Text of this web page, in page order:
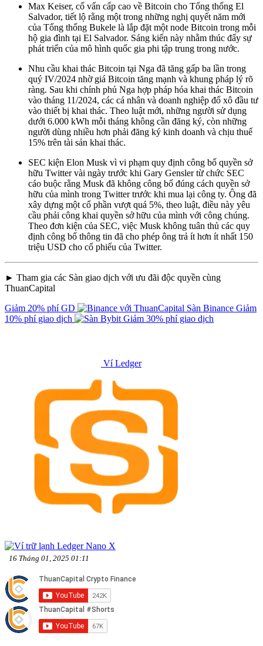
Max Keiser, cố vấn cấp cao về Bitcoin cho Tổng thống El
Salvador, tiết lộ rằng một trong những nghị quyết năm mới
của Tổng thống Bukele là lắp đặt một node Bitcoin trong mỗi
hộ gia đình tại El Salvador. Sáng kiến này nhằm thúc đẩy sự
phát triển của mô hình quốc gia phi tập trung trong nước.
Nhu cầu khai thác Bitcoin tại Nga đã tăng gấp ba lần trong
quý IV/2024 nhờ giá Bitcoin tăng mạnh và khung pháp lý rõ
ràng. Sau khi chính phủ Nga hợp pháp hóa khai thác Bitcoin
vào tháng 11/2024, các cá nhân và doanh nghiệp đổ xô đầu tư
vào thiết bị khai thác. Theo luật mới, những người sử dụng
dưới 6.000 kWh mỗi tháng không cần đăng ký, còn những
người dùng nhiều hơn phải đăng ký kinh doanh và chịu thuế
15% trên tài sản khai thác.
SEC kiện Elon Musk vì vi phạm quy định công bố quyền sở
hữu Twitter vài ngày trước khi Gary Gensler từ chức SEC
cáo buộc rằng Musk đã không công bố đúng cách quyền sở
hữu của mình trong Twitter trước khi mua lại công ty. Ông đã
xây dựng một cổ phần vượt quá 5%, theo luật, điều này yêu
cầu phải công khai quyền sở hữu của mình với công chúng.
Theo đơn kiện của SEC, việc Musk không tuân thủ các quy
định công bố thông tin đã cho phép ông trả ít hơn ít nhất 150
triệu USD cho cổ phiếu của Twitter.
► Tham gia các Sàn giao dịch với ưu đãi độc quyền cùng
ThuanCapital
Giảm 20% phí GD
Sàn Binance Giảm
10% phí giao dịch
Giảm 30% phí giao dịch
Ví Ledger
16 Tháng 01, 2025 01:11